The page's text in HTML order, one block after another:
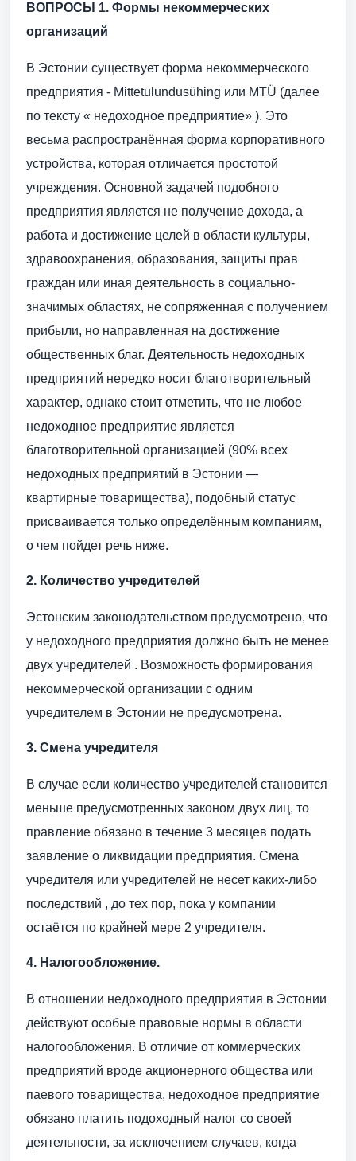
ВОПРОСЫ 1. Формы некоммерческих
организаций
В Эстонии существует форма некоммерческого
предприятия - Mittetulundusühing или MTÜ (далее
по тексту « недоходное предприятие» ). Это
весьма распространённая форма корпоративного
устройства, которая отличается простотой
учреждения. Основной задачей подобного
предприятия является не получение дохода, а
работа и достижение целей в области культуры,
здравоохранения, образования, защиты прав
граждан или иная деятельность в социально-
значимых областях, не сопряженная с получением
прибыли, но направленная на достижение
общественных благ. Деятельность недоходных
предприятий нередко носит благотворительный
характер, однако стоит отметить, что не любое
недоходное предприятие является
благотворительной организацией (90% всех
недоходных предприятий в Эстонии —
квартирные товарищества), подобный статус
присваивается только определённым компаниям,
о чем пойдет речь ниже.
2. Количество учредителей
Эстонским законодательством предусмотрено, что
у недоходного предприятия должно быть не менее
двух учредителей . Возможность формирования
некоммерческой организации с одним
учредителем в Эстонии не предусмотрена.
3. Смена учредителя
В случае если количество учредителей становится
меньше предусмотренных законом двух лиц, то
правление обязано в течение 3 месяцев подать
заявление о ликвидации предприятия. Смена
учредителя или учредителей не несет каких-либо
последствий , до тех пор, пока у компании
остаётся по крайней мере 2 учредителя.
4. Налогообложение.
В отношении недоходного предприятия в Эстонии
действуют особые правовые нормы в области
налогообложения. В отличие от коммерческих
предприятий вроде акционерного общества или
паевого товарищества, недоходное предприятие
обязано платить подоходный налог со своей
деятельности, за исключением случаев, когда